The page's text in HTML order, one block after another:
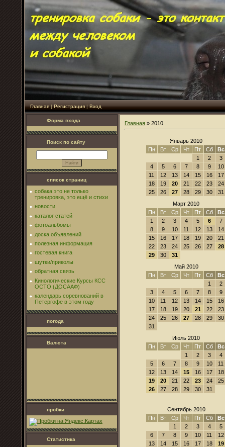
Главная|Регистрация|Вход
Форма входа
Поиск по сайту
список страниц
собака это не только
тренировка, это ещё и стихи
новости
каталог статей
фотоальбомы
доска объявлений
полезная информация
гостевая книга
шутки/приколы
обратная связь
Кинологические Курсы КСС
ОСТО (ДОСААФ)
календарь соревнований в
Петергофе в этом году
погода
Валюта
пробки
Статистика
Главная » 2010
Январь 2010
Пн
Вт Ср Чт Пт Сб
Вс
1
2
3
4
5 6 7 8 9
10
11
12 13 14 15 16
17
18
19 20 21 22 23
24
25
26 27 28 29 30
31
Март 2010
Пн
Вт Ср Чт Пт Сб
Вс
1
2 3 4 5 6
7
8
9 10 11 12 13
14
15
16 17 18 19 20
21
22
23 24 25 26 27
28
29
30
31
Май 2010
Пн
Вт Ср Чт Пт Сб
Вс
1
2
3
4 5 6 7 8
9
10
11 12 13 14 15
16
17
18 19 20 21 22
23
24
25 26 27 28 29
30
31
Июль 2010
Пн
Вт Ср Чт Пт Сб
Вс
1
2 3
4
5
6 7 8 9 10
11
12
13 14 15 16 17
18
19
20 21 22 23 24
25
26
27 28 29 30 31
Сентябрь 2010
Пн
Вт Ср Чт Пт Сб
Вс
1
2 3 4
5
6
7 8 9 10 11
12
13
14 15 16 17 18
19